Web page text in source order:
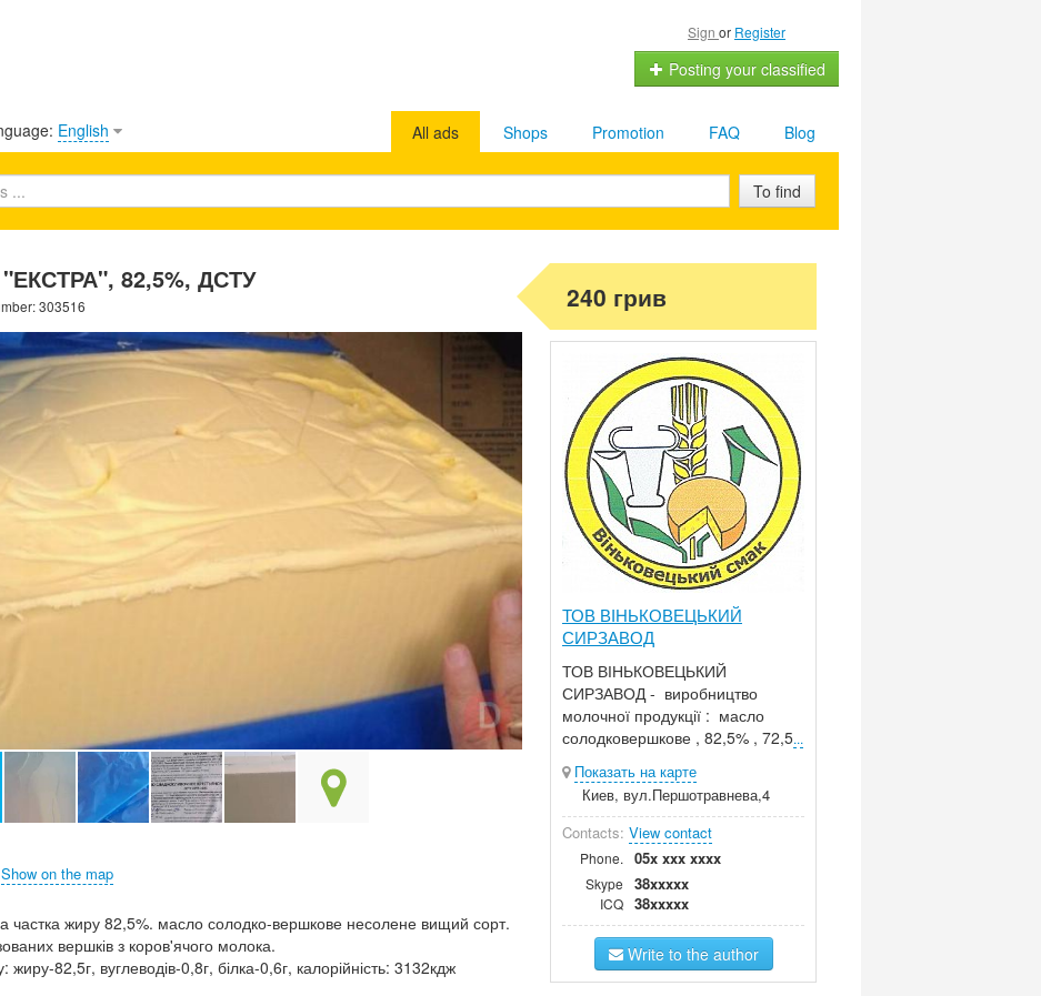
Sign or Register
Posting your classified
English Blog
FAQ
Promotion
Shops
All ads
To find
82,5%, ДСТУ
303516
Show on the map
жиру 82,5%. масло солодко-вершкове несолене вищий сорт.
вершків з коров'ячого молока.
жиру-82,5г, вуглеводів-0,8г, білка-0,6г, калорійність: 3132кдж
240 грив
ТОВ ВІНЬКОВЕЦЬКИЙ
СИРЗАВОД
ТОВ ВІНЬКОВЕЦЬКИЙ
СИРЗАВОД - виробництво
молочної продукції : масло
солодковершкове , 82,5% , 72,5...
Показать на карте
Киев, вул.Першотравнева,4
Contacts: View contact
Phone. 05x xxx xxxx
Skype 38xxxxx
ICQ 38xxxxx
Write to the author